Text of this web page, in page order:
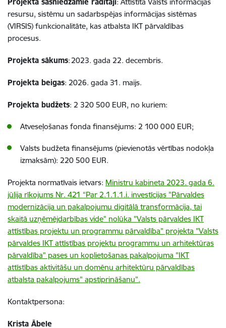
resursu, sistēmu un sadarbspējas informācijas sistēmas
(VIRSIS) funkcionalitāte, kas atbalsta IKT pārvaldības
procesus.
Projekta sākums: 2023. gada 22. decembris.
Projekta beigas: 2026. gada 31. maijs.
Projekta budžets: 2 320 500 EUR, no kuriem:
Atveseļošanas fonda finansējums: 2 100 000 EUR;
Valsts budžeta finansējums (pievienotās vērtības nodokļa
izmaksām): 220 500 EUR.
Projekta normatīvais ietvars: Ministru kabineta 2023. gada 6.
jūlija rīkojums Nr. 421 “Par 2.1.1.1.i. investīcijas "Pārvaldes
modernizācija un pakalpojumu digitālā transformācija, tai
skaitā uzņēmējdarbības vide" nolūka "Valsts pārvaldes IKT
attīstības projektu un programmu pārvaldība" projekta "Valsts
pārvaldes IKT attīstības projektu programmu un arhitektūras
pārvaldība" pases un koplietošanas pakalpojuma "IKT
attīstības aktivitāšu un domēnu arhitektūru pārvaldības
atbalsta pakalpojums" apstiprināšanu”.
Kontaktpersona:
Krista Ābele